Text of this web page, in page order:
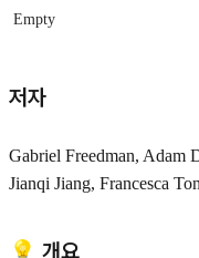
Empty
저자
Gabriel Freedman, Adam
Jianqi Jiang, Francesca
💡 개요